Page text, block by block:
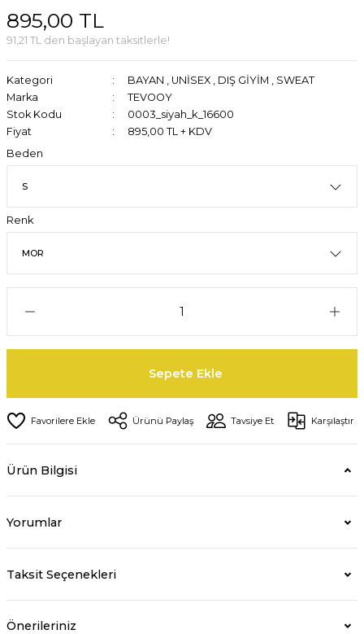
895,00 TL
91,21 TL den başlayan taksitlerle!
Kategori BAYAN , UNİSEX , DIŞ GİYİM , SWEAT
Marka
TEVOOY
Stok Kodu
0003_siyah_k_16600
Fiyat
895,00 TL + KDV
Beden
Renk
Sepete Ekle
Ürünü Paylaş Tavsiye Et Karşılaştır
Ürün Bilgisi
Yorumlar
Taksit Seçenekleri
Önerileriniz